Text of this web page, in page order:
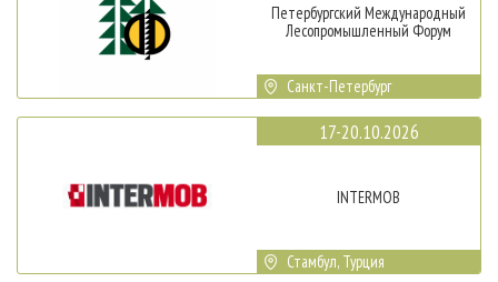
Петербургский Международный
Лесопромышленный Форум
Санкт-Петербург
17-20.10.2026
INTERMOB
Стамбул, Турция